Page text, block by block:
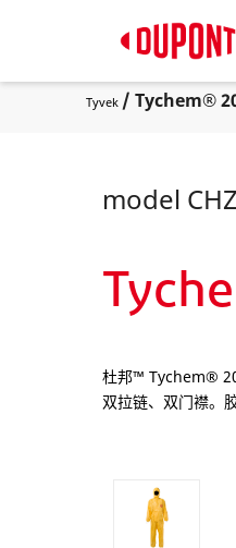
Tyvek / Tychem®
model
杜邦™ Tychem®
双拉链、双门襟。